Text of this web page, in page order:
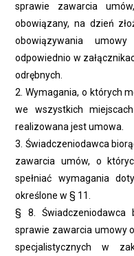
sprawie zawarcia
obowiązany, na dzień
obowiązywania
odpowiednio w
odrębnych.
2. Wymagania, o których
we wszystkich
realizowana jest umowa.
3. Świadczeniodawca
zawarcia umów, o
spełniać wymagania
określone w § 11.
§ 8. Świadczeniodawca
sprawie zawarcia umowy
specjalistycznych w